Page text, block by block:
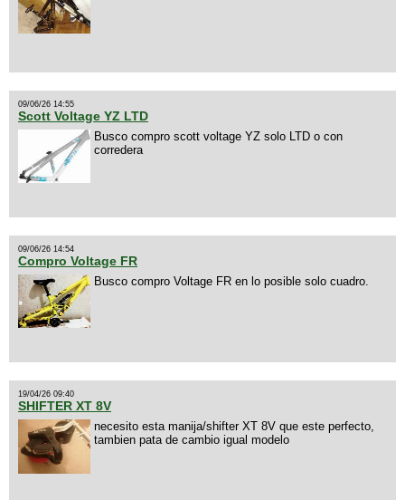
09/06/26 14:55
Scott Voltage YZ LTD
Busco compro scott voltage YZ solo LTD o con
corredera
09/06/26 14:54
Compro Voltage FR
Busco compro Voltage FR en lo posible solo cuadro.
19/04/26 09:40
SHIFTER XT 8V
necesito esta manija/shifter XT 8V que este perfecto,
tambien pata de cambio igual modelo